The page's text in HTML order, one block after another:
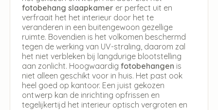
fotobehang slaapkamer er perfect uit en
verfraait het het interieur door het te
veranderen in een buitengewoon gezellige
ruimte. Bovendien is het volkomen beschermd
tegen de werking van UV-straling, daarom zal
het niet verbleken bij langdurige blootstelling
aan zonlicht. Hoogwaardig fotobehangen is
niet alleen geschikt voor in huis. Het past ook
heel goed op kantoor. Een juist gekozen
ontwerp kan de inrichting opfrissen en
tegelijkertijd het interieur optisch vergroten en